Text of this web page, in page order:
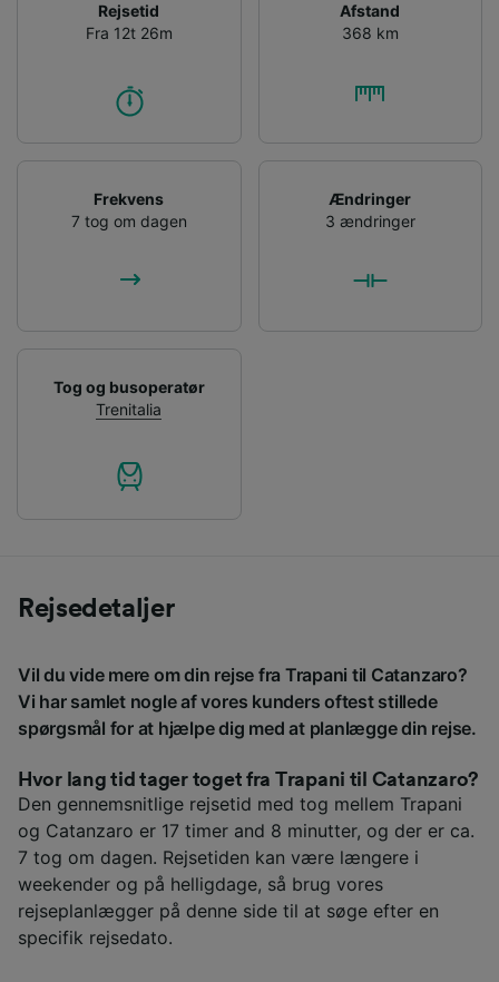
Rejsetid
Fra 12t 26m
Afstand
368 km
Frekvens
7 tog om dagen
Ændringer
3 ændringer
Tog og busoperatør
Trenitalia
Rejsedetaljer
Vil du vide mere om din rejse fra Trapani til Catanzaro?
Vi har samlet nogle af vores kunders oftest stillede
spørgsmål for at hjælpe dig med at planlægge din rejse.
Hvor lang tid tager toget fra Trapani til Catanzaro?
Den gennemsnitlige rejsetid med tog mellem Trapani
og Catanzaro er 17 timer and 8 minutter, og der er ca.
7 tog om dagen. Rejsetiden kan være længere i
weekender og på helligdage, så brug vores
rejseplanlægger på denne side til at søge efter en
specifik rejsedato.